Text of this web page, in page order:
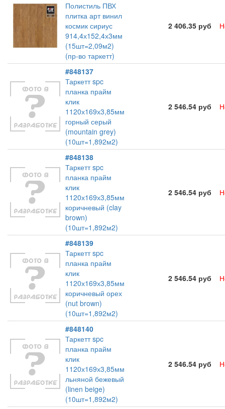
Полистиль ПВХ
плитка арт винил
космик сириус
914,4х152,4х3мм
(15шт=2,09м2)
(пр-во таркетт)
2 406.35 руб
#848137
Таркетт spc
планка прайм
клик
1120х169х3,85мм
горный серый
(mountain grey)
(10шт=1,892м2)
2 546.54 руб
#848138
Таркетт spc
планка прайм
клик
1120х169х3,85мм
коричневый (clay
brown)
(10шт=1,892м2)
2 546.54 руб
#848139
Таркетт spc
планка прайм
клик
1120х169х3,85мм
коричневый орех
(nut brown)
(10шт=1,892м2)
2 546.54 руб
#848140
Таркетт spc
планка прайм
клик
1120х169х3,85мм
льняной бежевый
(linen beige)
(10шт=1,892м2)
2 546.54 руб